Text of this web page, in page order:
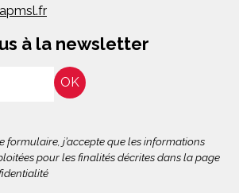
à la newsletter
formulaire, j’accepte que les informations
pour les finalités décrites dans la page